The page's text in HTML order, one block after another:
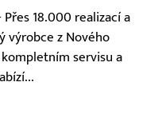
Přes 18.000 realizací a
výrobce z Nového
servisu a